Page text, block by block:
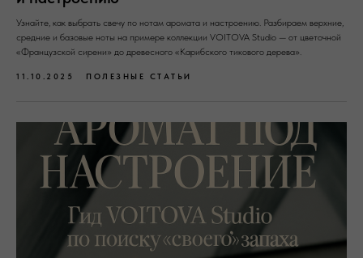
Узнайте, как выбрать свечу по нотам аромата и настроению. Разбираем верхние,
средние и базовые ноты на примере коллекции VOITOVA Studio — от цветочной
«Французской сирени» до древесного «Карибского тикового дерева».
11.10.2025 ПОЛЕЗНЫЕ СТАТЬИ